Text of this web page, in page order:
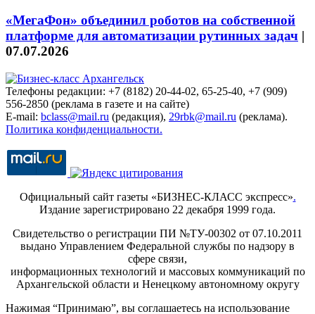
«МегаФон» объединил роботов на собственной
платформе для автоматизации рутинных задач |
07.07.2026
Телефоны редакции: +7 (8182) 20-44-02, 65-25-40, +7 (909)
556-2850 (реклама в газете и на сайте)
E-mail: bclass@mail.ru (редакция), 29rbk@mail.ru (реклама).
Политика конфиденциальности.
Официальный сайт газеты «БИЗНЕС-КЛАСС экспресс».
Издание зарегистрировано 22 декабря 1999 года.
Свидетельство о регистрации ПИ №ТУ-00302 от 07.10.2011
выдано Управлением Федеральной службы по надзору в
сфере связи,
информационных технологий и массовых коммуникаций по
Архангельской области и Ненецкому автономному округу
Нажимая “Принимаю”, вы соглашаетесь на использование